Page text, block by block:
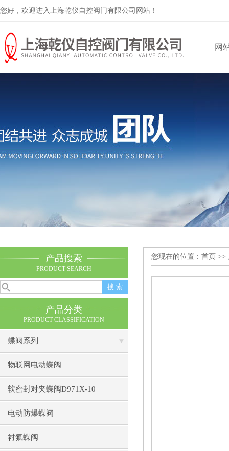
您好，欢迎进入上海乾仪自控阀门有限公司网站！
网
产品搜索
PRODUCT SEARCH
产品分类
PRODUCT CLASSIFICATION
蝶阀系列
物联网电动蝶阀
软密封对夹蝶阀D971X-10
电动防爆蝶阀
衬氟蝶阀
您现在的位置： 首页 >>